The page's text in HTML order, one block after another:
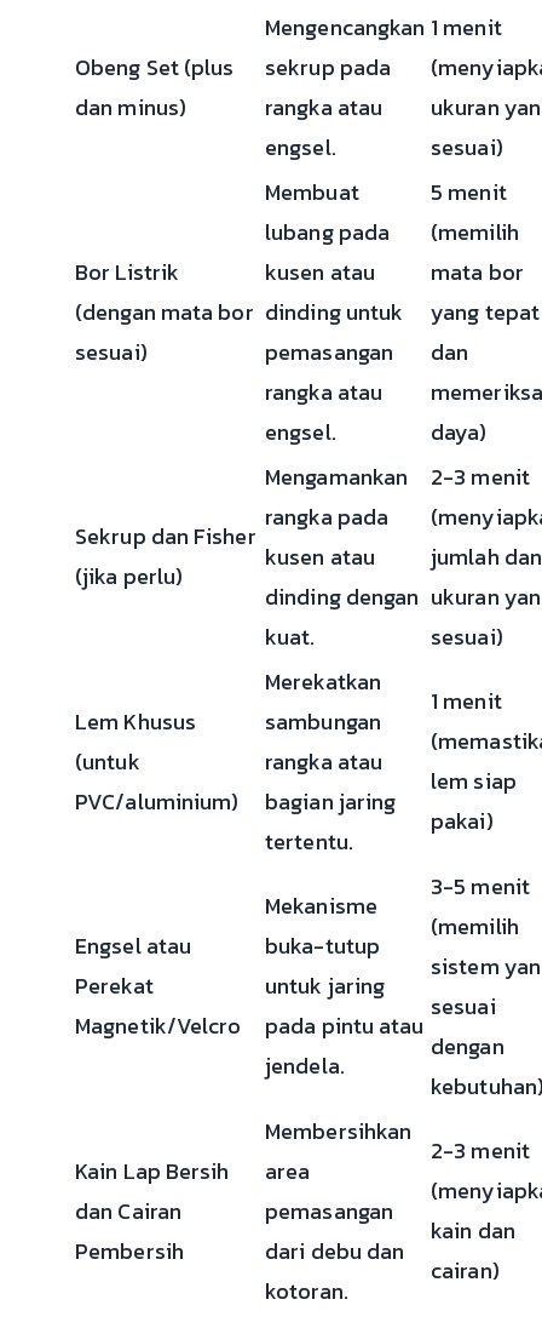
Obeng Set (plus
dan minus)
Mengencangkan
sekrup pada
rangka atau
engsel.
1 menit
ukuran
sesuai)
Bor Listrik
(dengan mata bor
sesuai)
Membuat
lubang pada
kusen atau
dinding untuk
pemasangan
rangka atau
engsel.
5 menit
(memilih
mata bor
yang tepat
dan
memeriksa
daya)
Sekrup dan Fisher
(jika perlu)
Mengamankan
rangka pada
kusen atau
dinding dengan
kuat.
2-3 menit
jumlah dan
ukuran
sesuai)
Lem Khusus
(untuk
PVC/aluminium)
Merekatkan
sambungan
rangka atau
bagian jaring
tertentu.
1 menit
lem siap
pakai)
Engsel atau
Perekat
Magnetik/Velcro
Mekanisme
buka-tutup
untuk jaring
pada pintu atau
jendela.
3-5 menit
(memilih
sistem
sesuai
dengan
Kain Lap Bersih
dan Cairan
Pembersih
Membersihkan
area
pemasangan
dari debu dan
kotoran.
2-3 menit
kain dan
cairan)